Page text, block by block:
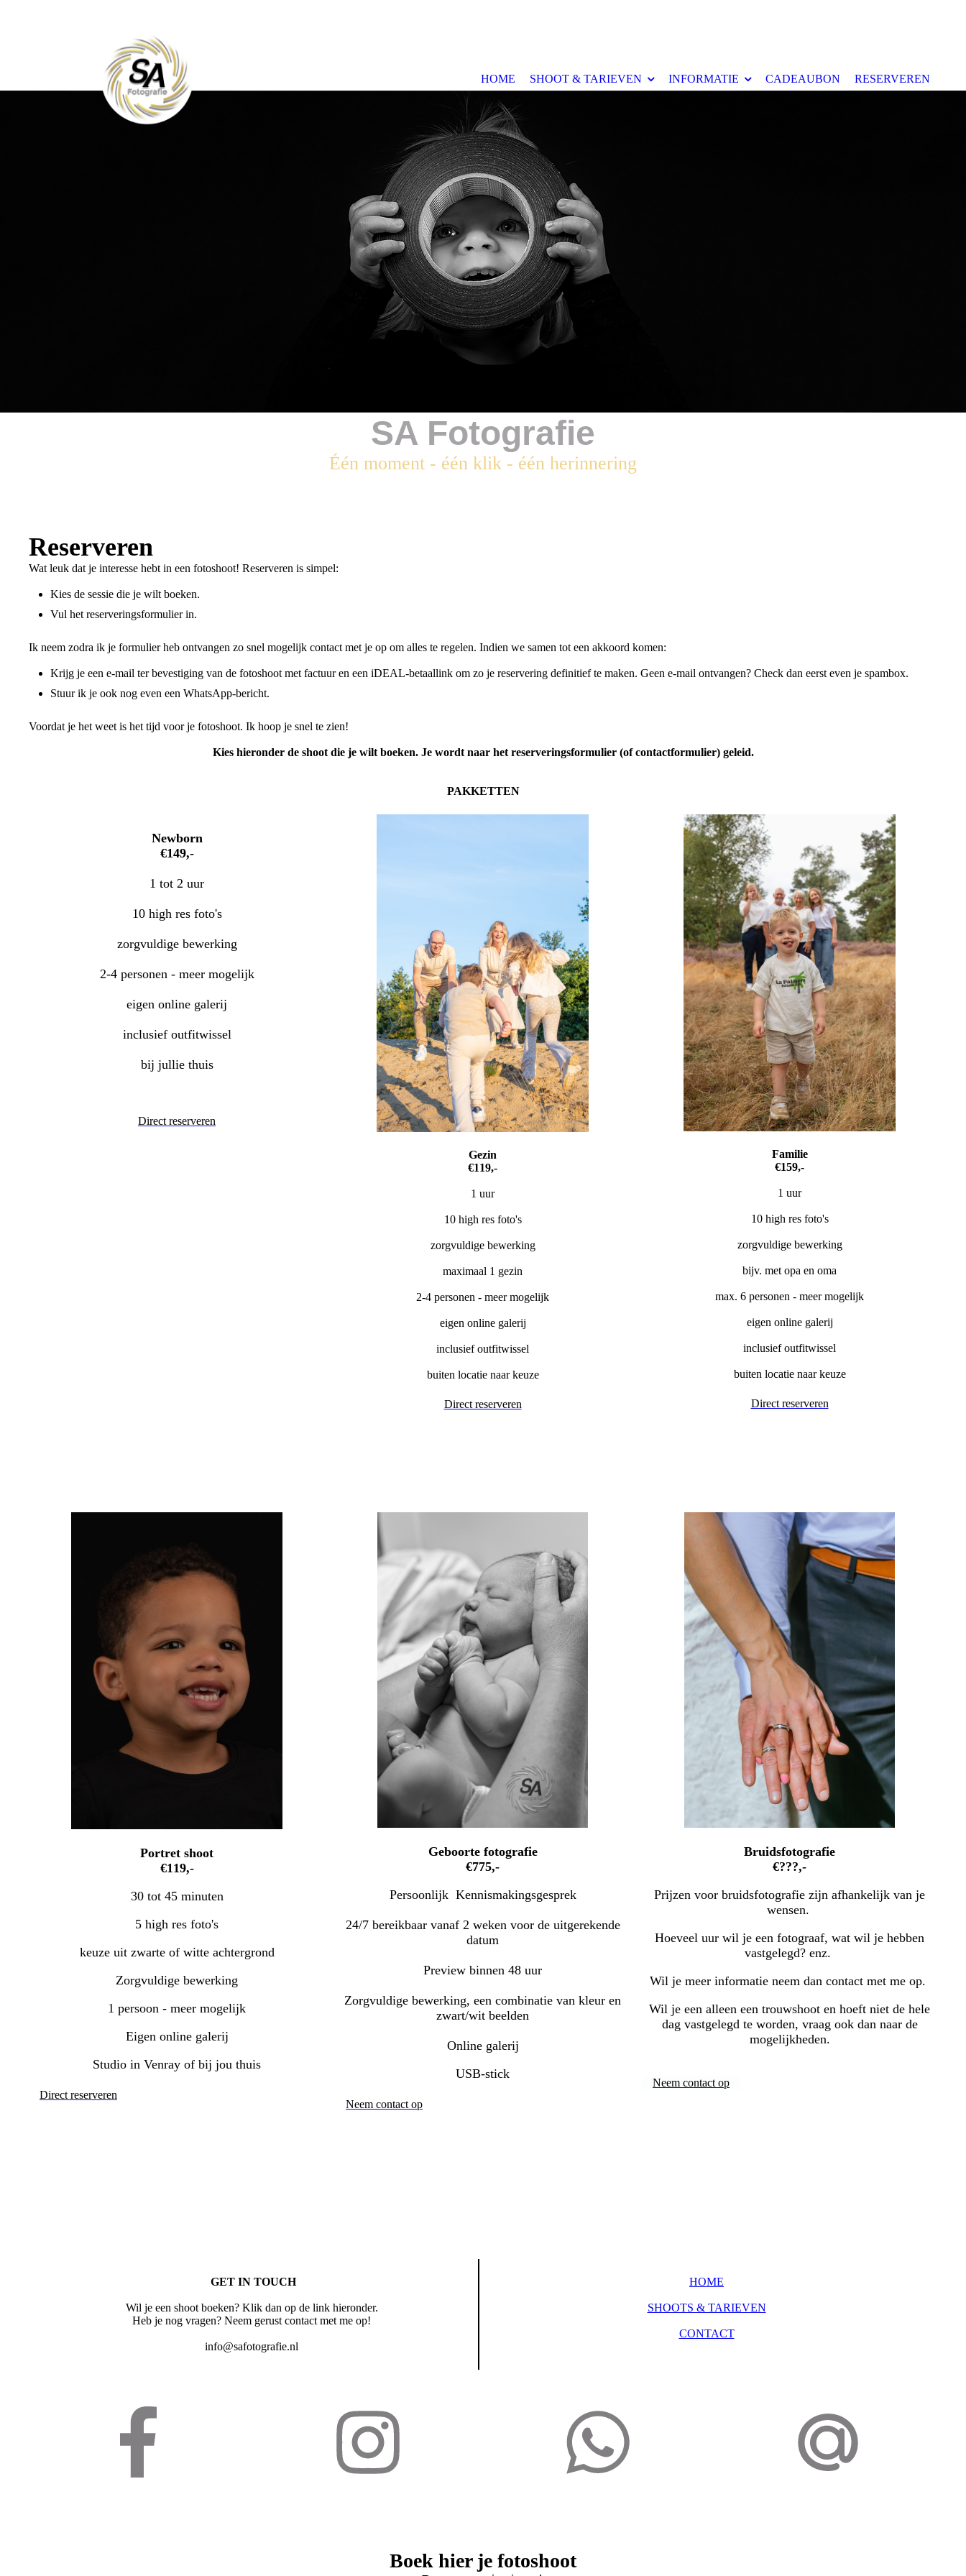
HOME SHOOT & TARIEVEN INFORMATIE CADEAUBON RESERVEREN
SA Fotografie
Één moment - één klik - één herinnering
Reserveren
Wat leuk dat je interesse hebt in een fotoshoot! Reserveren is simpel:
Kies de sessie die je wilt boeken.
Vul het reserveringsformulier in.
Ik neem zodra ik je formulier heb ontvangen zo snel mogelijk contact met je op om alles te regelen. Indien we samen tot een akkoord komen:
Krijg je een e-mail ter bevestiging van de fotoshoot met factuur en een iDEAL-betaallink om zo je reservering definitief te maken. Geen e-mail ontvangen? Check dan eerst even je spambox.
Stuur ik je ook nog even een WhatsApp-bericht.
Voordat je het weet is het tijd voor je fotoshoot. Ik hoop je snel te zien!
Kies hieronder de shoot die je wilt boeken. Je wordt naar het reserveringsformulier (of contactformulier) geleid.
PAKKETTEN
Newborn
€149,-
1 tot 2 uur
10 high res foto's
zorgvuldige bewerking
2-4 personen - meer mogelijk
eigen online galerij
inclusief outfitwissel
bij jullie thuis
Direct reserveren
Gezin
€119,-
1 uur
10 high res foto's
zorgvuldige bewerking
maximaal 1 gezin
2-4 personen - meer mogelijk
eigen online galerij
inclusief outfitwissel
buiten locatie naar keuze
Direct reserveren
Familie
€159,-
1 uur
10 high res foto's
zorgvuldige bewerking
bijv. met opa en oma
max. 6 personen - meer mogelijk
eigen online galerij
inclusief outfitwissel
buiten locatie naar keuze
Direct reserveren
Portret shoot
€119,-
30 tot 45 minuten
5 high res foto's
keuze uit zwarte of witte achtergrond
Zorgvuldige bewerking
1 persoon - meer mogelijk
Eigen online galerij
Studio in Venray of bij jou thuis
Direct reserveren
Geboorte fotografie
€775,-
Persoonlijk Kennismakingsgesprek
24/7 bereikbaar vanaf 2 weken voor de uitgerekende
datum
Preview binnen 48 uur
Zorgvuldige bewerking, een combinatie van kleur en
zwart/wit beelden
Online galerij
USB-stick
Neem contact op
Bruidsfotografie
€???,-
Prijzen voor bruidsfotografie zijn afhankelijk van je
wensen.
Hoeveel uur wil je een fotograaf, wat wil je hebben
vastgelegd? enz.
Wil je meer informatie neem dan contact met me op.
Wil je een alleen een trouwshoot en hoeft niet de hele
dag vastgelegd te worden, vraag ook dan naar de
mogelijkheden.
Neem contact op
GET IN TOUCH
Wil je een shoot boeken? Klik dan op de link hieronder.
Heb je nog vragen? Neem gerust contact met me op!
info@safotografie.nl
HOME
SHOOTS & TARIEVEN
CONTACT
Boek hier je fotoshoot